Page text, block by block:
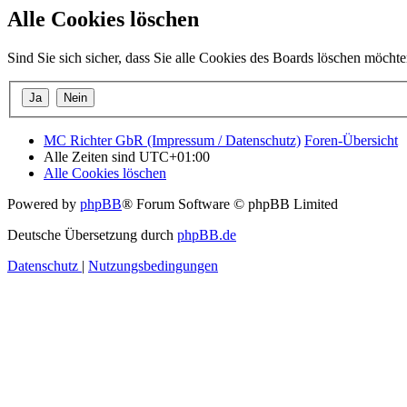
Alle Cookies löschen
Sind Sie sich sicher, dass Sie alle Cookies des Boards löschen
MC Richter GbR (Impressum / Datenschutz) Foren-Übersicht
Alle Zeiten sind UTC+01:00
Alle Cookies löschen
Powered by phpBB® Forum Software © phpBB Limited
Deutsche Übersetzung durch phpBB.de
Datenschutz | Nutzungsbedingungen